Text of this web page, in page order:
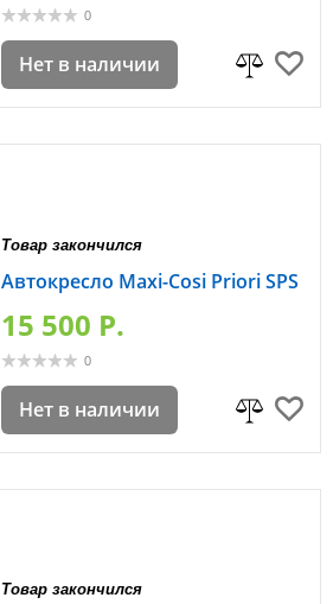
0
Нет в наличии
Товар закончился
Автокресло Maxi-Cosi Priori SPS
15 500 P.
0
Нет в наличии
Товар закончился